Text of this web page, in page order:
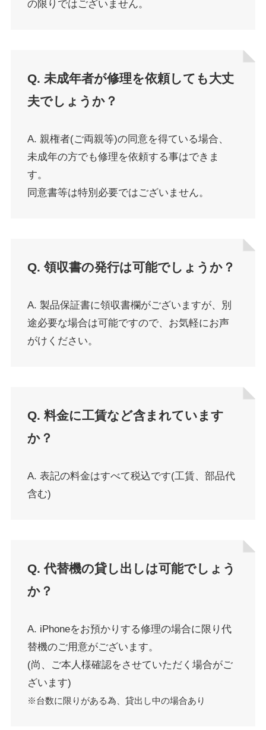
の限りではございません。
Q. 未成年者が修理を依頼しても大丈
夫でしょうか？
A. 親権者(ご両親等)の同意を得ている場合、
未成年の方でも修理を依頼する事はできま
す。
同意書等は特別必要ではございません。
Q. 領収書の発行は可能でしょうか？
A. 製品保証書に領収書欄がございますが、別
途必要な場合は可能ですので、お気軽にお声
がけください。
Q. 料金に工賃など含まれています
か？
A. 表記の料金はすべて税込です(工賃、部品代
含む)
Q. 代替機の貸し出しは可能でしょう
か？
A. iPhoneをお預かりする修理の場合に限り代
替機のご用意がございます。
(尚、ご本人様確認をさせていただく場合がご
ざいます)
※台数に限りがある為、貸出し中の場合あり